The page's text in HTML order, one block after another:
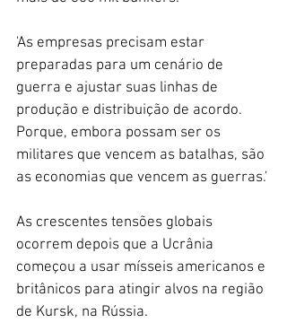
'As empresas precisam estar
preparadas para um cenário de
guerra e ajustar suas linhas de
produção e distribuição de acordo.
Porque, embora possam ser os
militares que vencem as batalhas, são
as economias que vencem as guerras.'
As crescentes tensões globais
ocorrem depois que a Ucrânia
começou a usar mísseis americanos e
britânicos para atingir alvos na região
de Kursk, na Rússia.